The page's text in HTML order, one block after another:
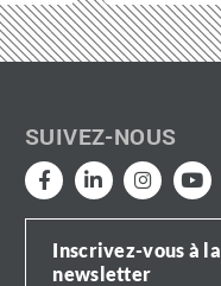
SUIVEZ-NOUS
Inscrivez-vous à la
newsletter